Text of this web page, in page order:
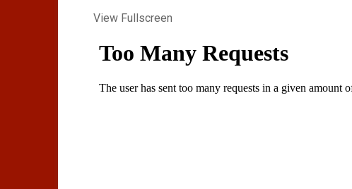
View Fullscreen